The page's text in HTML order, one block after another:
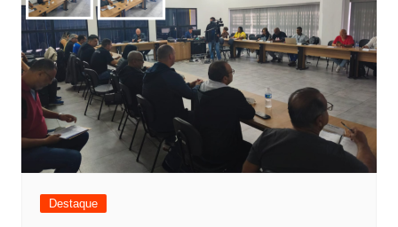
Destaque